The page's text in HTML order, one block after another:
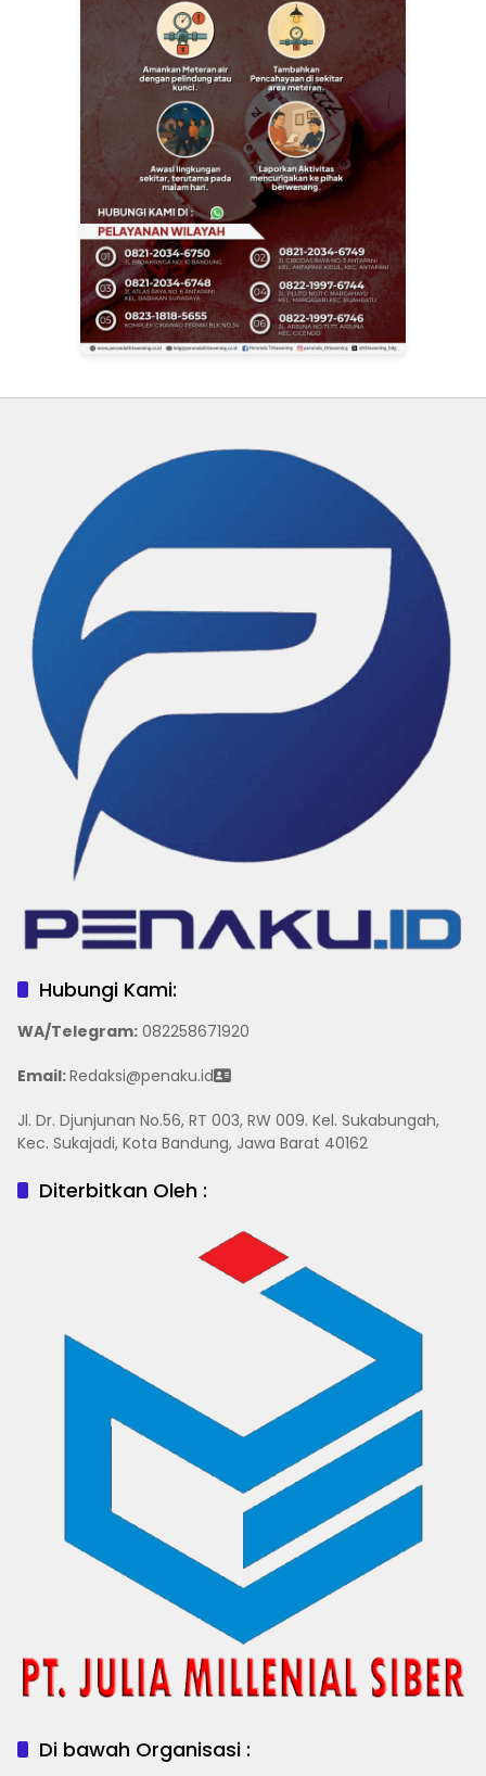
Hubungi Kami:
WA/Telegram: 082258671920
Email:Redaksi@penaku.id
Jl. Dr. Djunjunan No.56, RT 003, RW 009. Kel. Sukabungah,
Kec. Sukajadi, Kota Bandung, Jawa Barat 40162
Diterbitkan Oleh :
Di bawah Organisasi :